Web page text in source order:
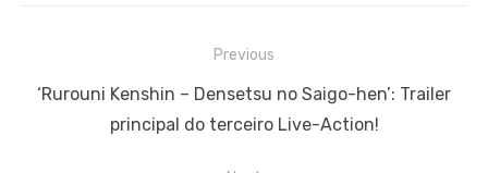
de
Previous
Previous
‘Rurouni Kenshin – Densetsu no Saigo-hen’: Trailer
principal do terceiro Live-Action!